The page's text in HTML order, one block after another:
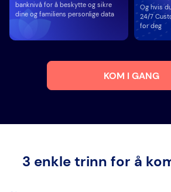
banknivå for å beskytte og sikre
dine og familiens personlige data
Og hvis
24/7
for deg
KOM I GANG
3 enkle trinn for å